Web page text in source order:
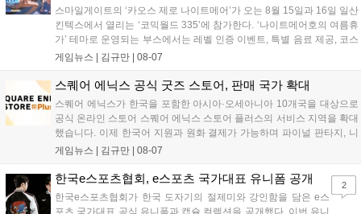
스마일게이트의 ‘카오스 제로 나이트메어’가 오는 8월 15일과 16일 일산
킨텍스에서 열리는 ‘코믹월드 335’에 참가한다. ‘나이트메어호의 여름휴
가’ 테마로 운영되는 부스에서는 레벨 인증 이벤트, 특별 음료 제공, 코스
프레 모델 포토존 등 다채로운 행사가 진행된다. 유명 코스어 7인이 캐릭
세한 정보는 공식 커뮤니티에서 확인 가능하다....
게임뉴스 | 김규만 08-07
스퀘어 에닉스 공식 굿즈 스토어, 판매 국가 확대
스퀘어 에닉스가 한국을 포함한 아시아·오세아니아 10개국을 대상으로
공식 온라인 스토어 스퀘어 에닉스 스토어 플러스의 서비스 지역을 확대
했습니다. 이제 한국어 지원과 원화 결제가 가능하며 파이널 판타지, 니
어 등 주요 게임의 피규어, 굿즈를 구매할 수 있습니다. 신상품이 순차적
용 가능합니다....
게임뉴스 | 김규만 08-07
한국e스포츠협회, e스포츠 국가대표 유니폼 공개
한국e스포츠협회가 한국 도자기의 절제미와 강인함을 담은 e스
포츠 국가대표 공식 유니폼과 캡슐 컬렉션을 공개했다. 이번 유니
2